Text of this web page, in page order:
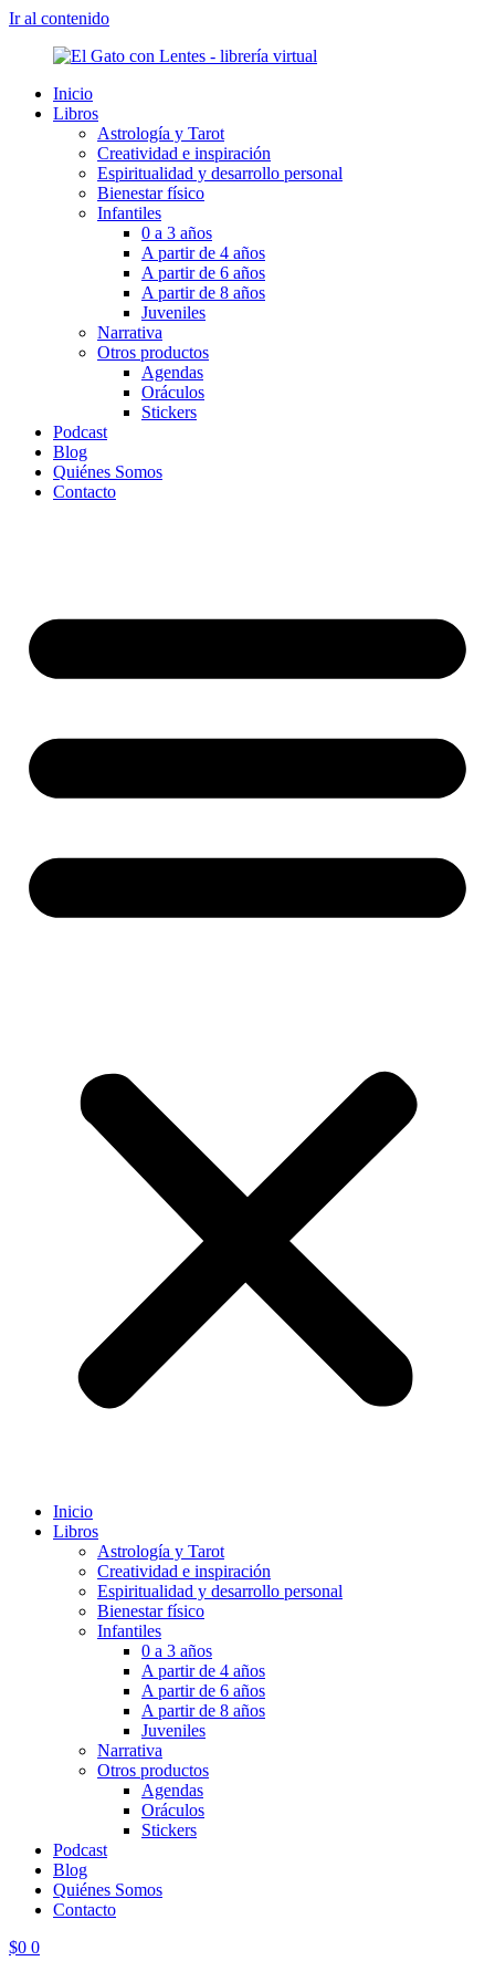
Ir al contenido
Inicio
Libros
Astrología y Tarot
Creatividad e inspiración
Espiritualidad y desarrollo personal
Bienestar físico
Infantiles
0 a 3 años
A partir de 4 años
A partir de 6 años
A partir de 8 años
Juveniles
Narrativa
Otros productos
Agendas
Oráculos
Stickers
Podcast
Blog
Quiénes Somos
Contacto
Inicio
Libros
Astrología y Tarot
Creatividad e inspiración
Espiritualidad y desarrollo personal
Bienestar físico
Infantiles
0 a 3 años
A partir de 4 años
A partir de 6 años
A partir de 8 años
Juveniles
Narrativa
Otros productos
Agendas
Oráculos
Stickers
Podcast
Blog
Quiénes Somos
Contacto
$0 0